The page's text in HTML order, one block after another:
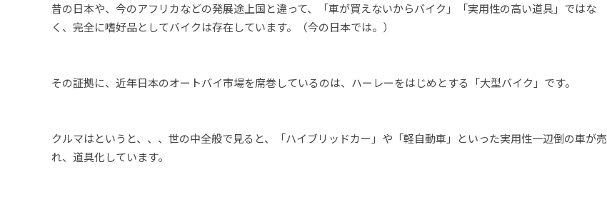
昔の日本や、今のアフリカなどの発展途上国と違って、「車が買えないからバイク」「実用性の高い道具」ではな
く、完全に嗜好品としてバイクは存在しています。（今の日本では。）
その証拠に、近年日本のオートバイ市場を席巻しているのは、ハーレーをはじめとする「大型バイク」です。
クルマはというと、、、世の中全般で見ると、「ハイブリッドカー」や「軽自動車」といった実用性一辺倒の車が売
れ、道具化しています。